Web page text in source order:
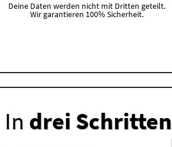
Deine Daten werden nicht mit Dritten geteilt.
Wir garantieren 100% Sicherheit.
In drei Schritten